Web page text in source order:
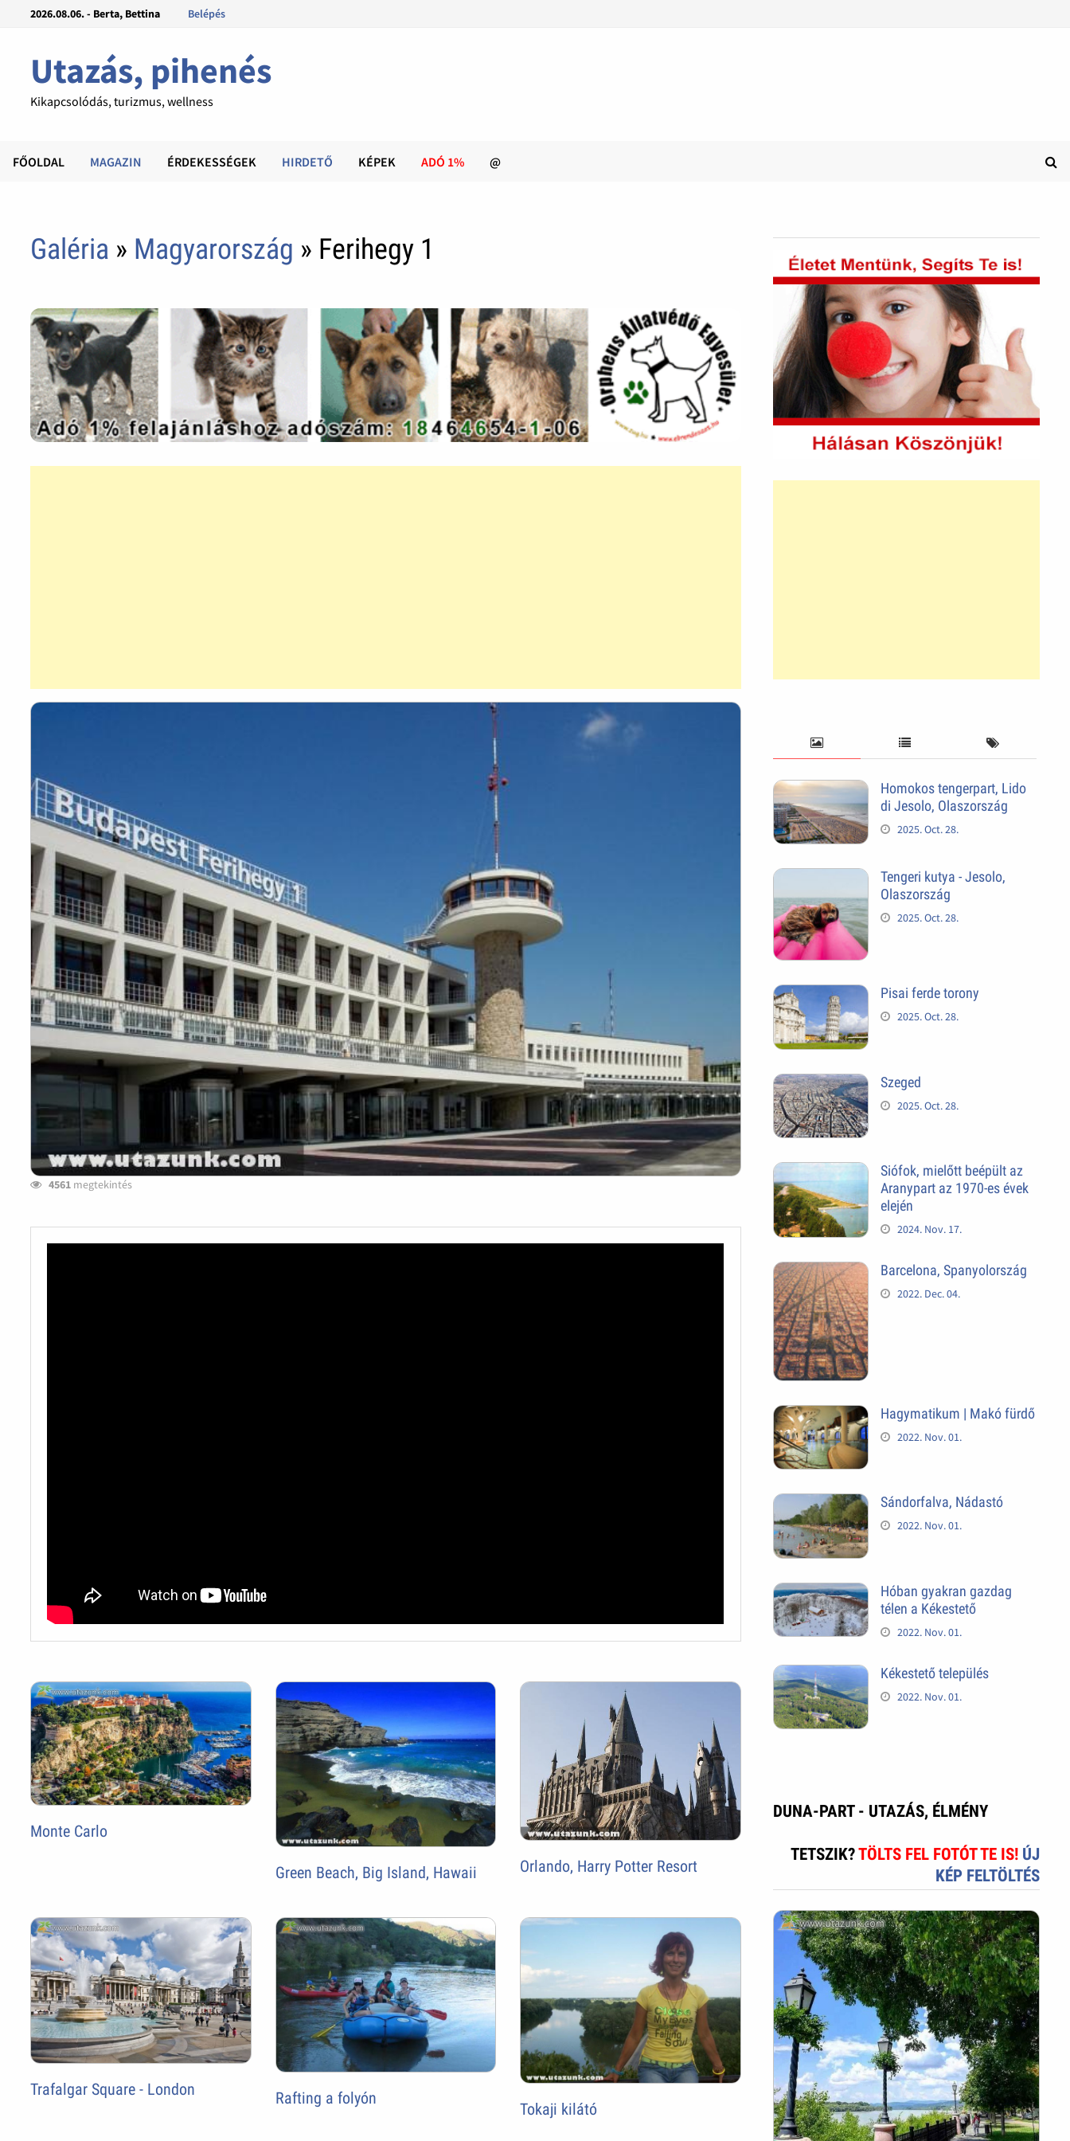
2026.08.06. - Berta, Bettina Belépés
Utazás, pihenés
Kikapcsolódás, turizmus, wellness
FŐOLDAL MAGAZIN ÉRDEKESSÉGEK HIRDETŐ KÉPEK ADÓ 1% @
Galéria » Magyarország » Ferihegy 1
4561 megtekintés
Monte Carlo
Green Beach, Big Island, Hawaii Orlando, Harry Potter Resort
Trafalgar Square - London Rafting a folyón
Tokaji kilátó
Homokos tengerpart, Lido
di Jesolo, Olaszország
2025. Oct. 28.
Tengeri kutya - Jesolo,
Olaszország
2025. Oct. 28.
Pisai ferde torony
2025. Oct. 28.
Szeged
2025. Oct. 28.
Siófok, mielőtt beépült az
Aranypart az 1970-es évek
elején
2024. Nov. 17.
Barcelona, Spanyolország
2022. Dec. 04.
Hagymatikum | Makó fürdő
2022. Nov. 01.
Sándorfalva, Nádastó
2022. Nov. 01.
Hóban gyakran gazdag
télen a Kékestető
2022. Nov. 01.
Kékestető település
2022. Nov. 01.
DUNA-PART - UTAZÁS, ÉLMÉNY
TETSZIK?TÖLTS FEL FOTÓT TE IS! ÚJ
KÉP FELTÖLTÉS